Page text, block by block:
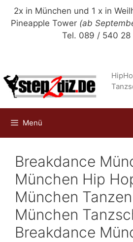
Zum
Inhalt
2x in München und 1 x in
Pineapple Tower (ab
Tel. 089 / 540 28
Menü
Breakdance
München Hip
München
München
Breakdance